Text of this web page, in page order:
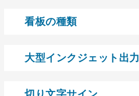
看板の種類
大型インクジェット出力